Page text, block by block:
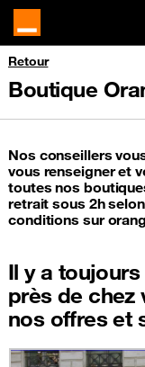
Retour
Boutique
Nos conseillers
vous renseigner et
toutes nos
retrait sous 2h
conditions sur
Il y a
près de chez
nos offres et